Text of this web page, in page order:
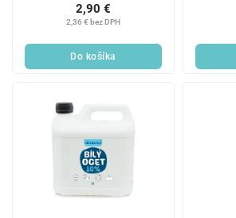
2,36 € bez DPH
2,90 €
Do košíka